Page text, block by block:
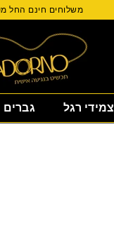
משלוחים חינם החל מ249₪
Adorno
Israel
צמידי רגל גברים